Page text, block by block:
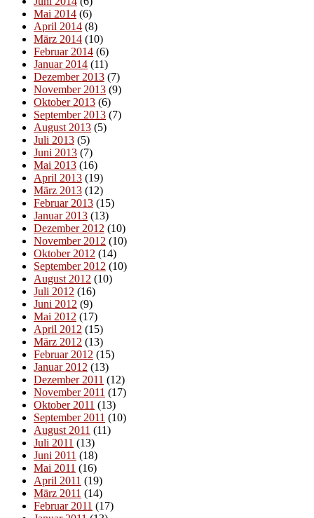
Mai 2014 (6)
April 2014 (8)
März 2014 (10)
Februar 2014 (6)
Januar 2014 (11)
Dezember 2013 (7)
November 2013 (9)
Oktober 2013 (6)
September 2013 (7)
August 2013 (5)
Juli 2013 (5)
Juni 2013 (7)
Mai 2013 (16)
April 2013 (19)
März 2013 (12)
Februar 2013 (15)
Januar 2013 (13)
Dezember 2012 (10)
November 2012 (10)
Oktober 2012 (14)
September 2012 (10)
August 2012 (10)
Juli 2012 (16)
Juni 2012 (9)
Mai 2012 (17)
April 2012 (15)
März 2012 (13)
Februar 2012 (15)
Januar 2012 (13)
Dezember 2011 (12)
November 2011 (17)
Oktober 2011 (13)
September 2011 (10)
August 2011 (11)
Juli 2011 (13)
Juni 2011 (18)
Mai 2011 (16)
April 2011 (19)
März 2011 (14)
Februar 2011 (17)